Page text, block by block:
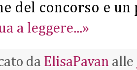
del concorso e
a leggere...»
da ElisaPavan alle